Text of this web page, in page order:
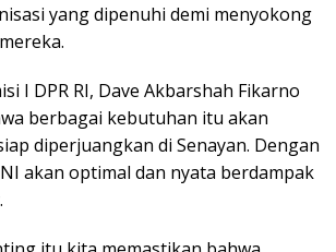
yang dipenuhi demi menyokong
I DPR RI, Dave Akbarshah Fikarno
berbagai kebutuhan itu akan
diperjuangkan di Senayan. Dengan
akan optimal dan nyata berdampak